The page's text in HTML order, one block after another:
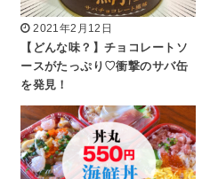
2021年2月12日
【どんな味？】チョコレートソ
ースがたっぷり♡衝撃のサバ缶
を発見！